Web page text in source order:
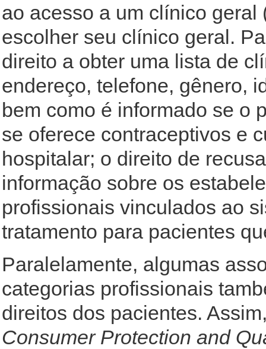
ao acesso a um clínico geral
escolher seu clínico geral.
direito a obter uma lista de
endereço, telefone, gênero,
bem como é informado se o
se oferece contraceptivos e
hospitalar; o direito de
informação sobre os
profissionais vinculados ao
tratamento para pacientes
Paralelamente, algumas
categorias profissionais
direitos dos pacientes.
Consumer Protection and